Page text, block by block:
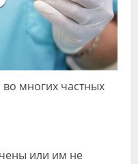
многих частных
или им не